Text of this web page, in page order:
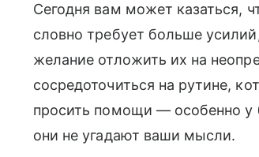
Сегодня вам может казаться,
словно требует больше
желание отложить их на
сосредоточиться на рутине,
просить помощи — особенно у
они не угадают ваши мысли.